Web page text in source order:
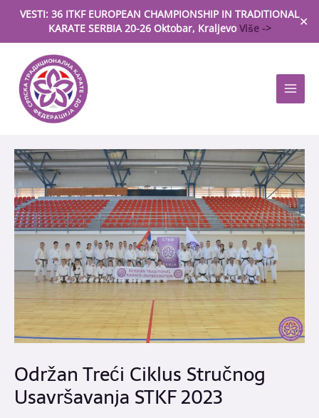
VESTI: 36 ITKF EUROPEAN CHAMPIONSHIP IN TRADITIONAL
KARATE SERBIA 20-26 Oktobar, KraljevoViše -> ✕
Menu
Održan Treći Ciklus Stručnog
Usavršavanja STKF 2023